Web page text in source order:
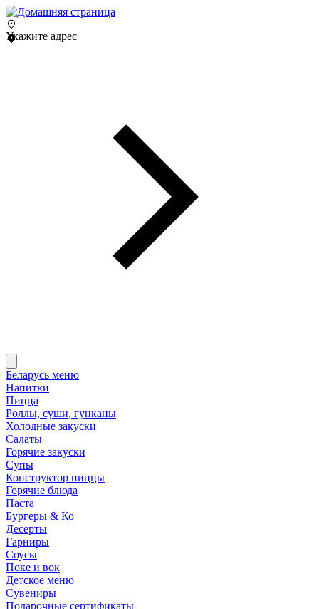
Укажите адрес
Беларусь меню
Напитки
Пицца
Роллы, суши, гунканы
Холодные закуски
Салаты
Горячие закуски
Супы
Конструктор пиццы
Горячие блюда
Паста
Бургеры & Ко
Десерты
Гарниры
Соусы
Поке и вок
Детское меню
Сувениры
Подарочные сертификаты